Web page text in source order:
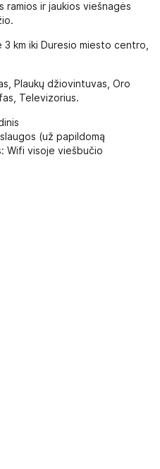
ramios ir jaukios viešnagės
3 km iki Duresio miesto centro,
Plaukų džiovintuvas, Oro
Televizorius.
(už papildomą
Wifi visoje viešbučio